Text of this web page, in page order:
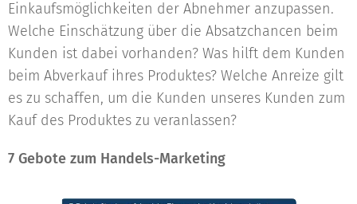
Einkaufsmöglichkeiten der Abnehmer anzupassen.
Welche Einschätzung über die Absatzchancen beim
Kunden ist dabei vorhanden? Was hilft dem Kunden
beim Abverkauf ihres Produktes? Welche Anreize gilt
es zu schaffen, um die Kunden unseres Kunden zum
Kauf des Produktes zu veranlassen?
7 Gebote zum Handels-Marketing